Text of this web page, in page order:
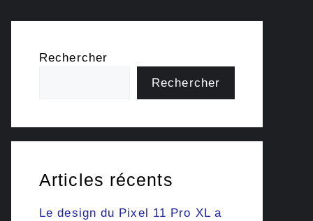
Rechercher
Rechercher
Articles récents
Le design du Pixel 11 Pro XL a